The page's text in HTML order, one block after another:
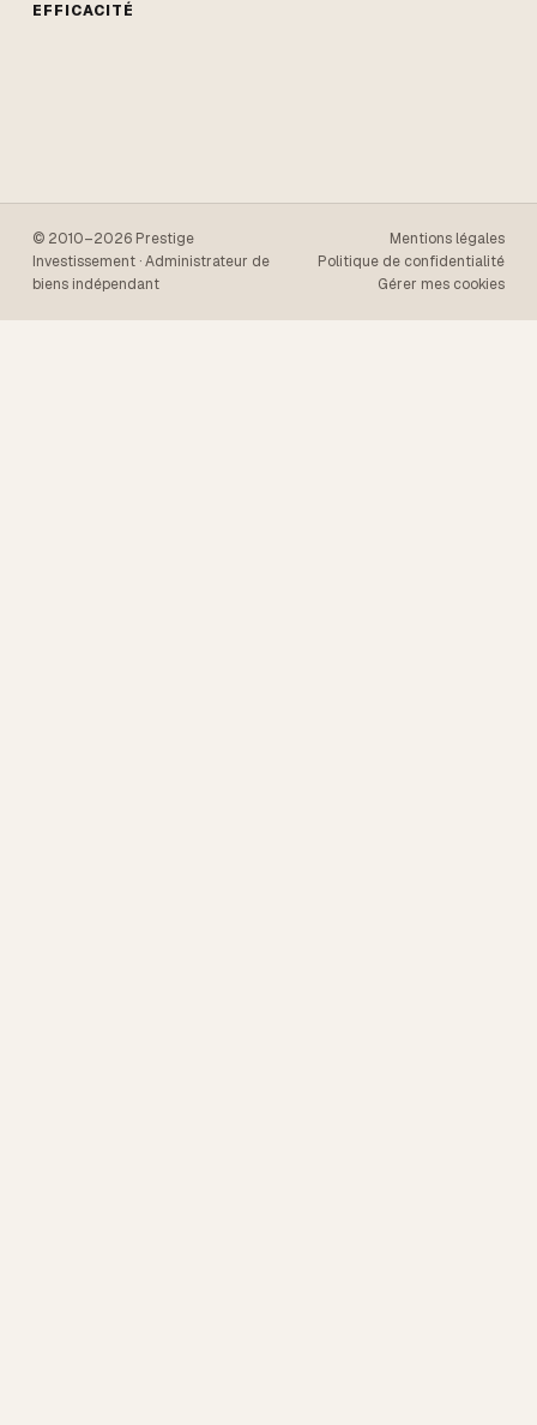
EFFICACITÉ
© 2010–2026 Prestige
Investissement · Administrateur de
biens indépendant
Mentions légales
Politique de confidentialité
Gérer mes cookies